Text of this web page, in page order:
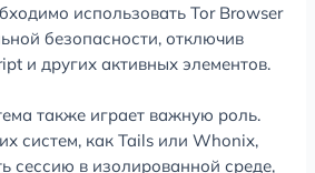
использовать Tor Browser
безопасности, отключив
и других активных элементов.
также играет важную роль.
систем, как Tails или Whonix,
сессию в изолированной среде,